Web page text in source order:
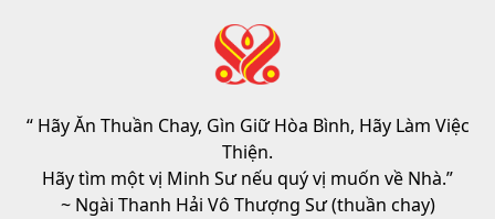
Hopefully, Those Who Are Still
Will Know That He Is Already Here
and May Be Seen on Supreme
Master Television
Tin Đáng Chú Ý 2026-08-08 928Lượt Xem
“ Hãy Ăn Thuần Chay, Gìn Giữ Hòa Bình, Hãy Làm Việc
Thiện.
Hãy tìm một vị Minh Sư nếu quý vị muốn về Nhà.”
~ Ngài Thanh Hải Vô Thượng Sư (thuần chay)